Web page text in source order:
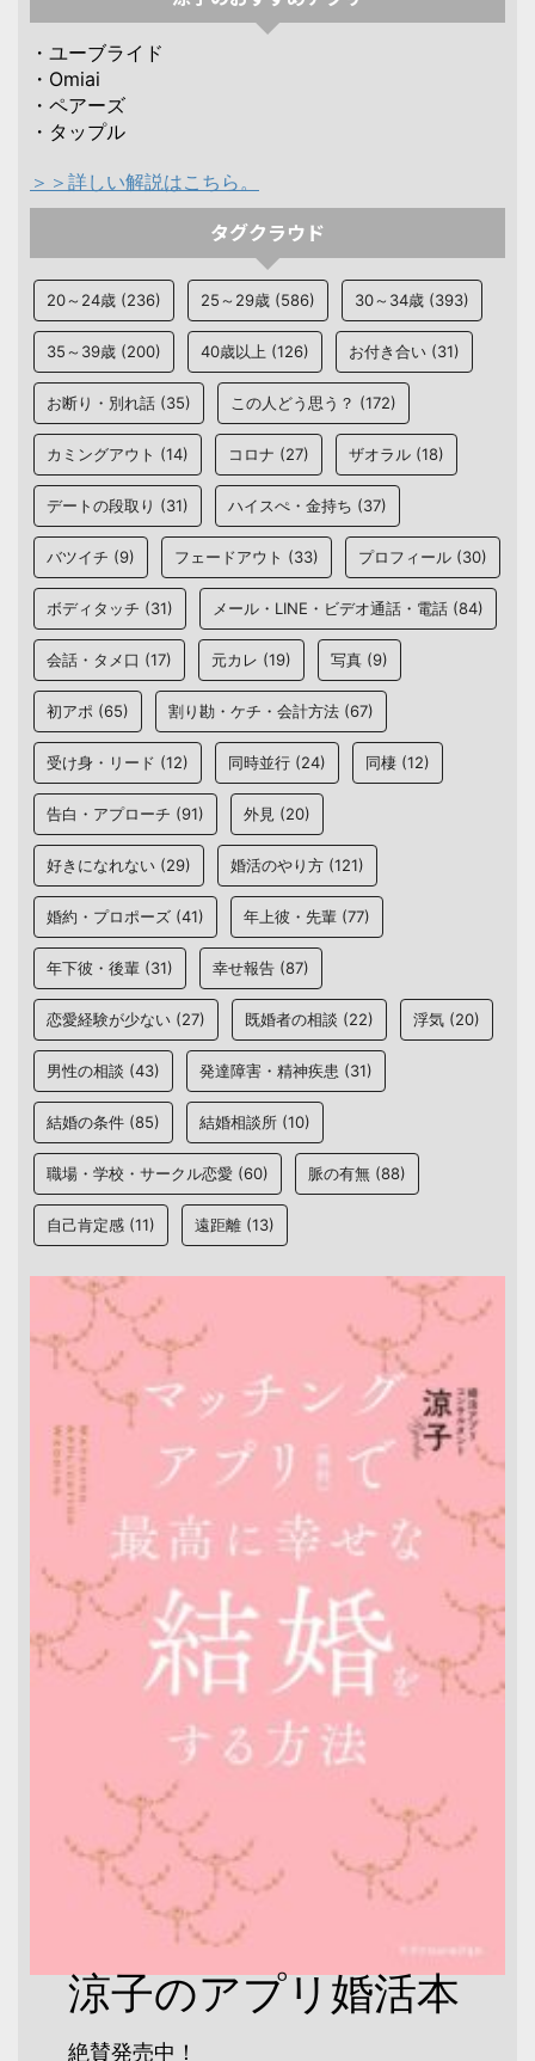
・ユーブライド
・Omiai
・ペアーズ
・タップル
＞＞詳しい解説はこちら。
タグクラウド
20～24歳 (236) 25～29歳 (586) 30～34歳 (393)
35～39歳 (200) 40歳以上 (126) お付き合い (31)
お断り・別れ話 (35) この人どう思う？ (172)
カミングアウト (14) コロナ (27) ザオラル (18)
デートの段取り (31) ハイスぺ・金持ち (37)
バツイチ (9) フェードアウト (33) プロフィール (30)
ボディタッチ (31) メール・LINE・ビデオ通話・電話 (84)
会話・タメ口 (17) 元カレ (19) 写真 (9)
初アポ (65) 割り勘・ケチ・会計方法 (67)
受け身・リード (12) 同時並行 (24) 同棲 (12)
告白・アプローチ (91) 外見 (20)
好きになれない (29) 婚活のやり方 (121)
婚約・プロポーズ (41) 年上彼・先輩 (77)
年下彼・後輩 (31) 幸せ報告 (87)
恋愛経験が少ない (27) 既婚者の相談 (22) 浮気 (20)
男性の相談 (43) 発達障害・精神疾患 (31)
結婚の条件 (85) 結婚相談所 (10)
職場・学校・サークル恋愛 (60) 脈の有無 (88)
自己肯定感 (11) 遠距離 (13)
涼子のアプリ婚活本
絶賛発売中！